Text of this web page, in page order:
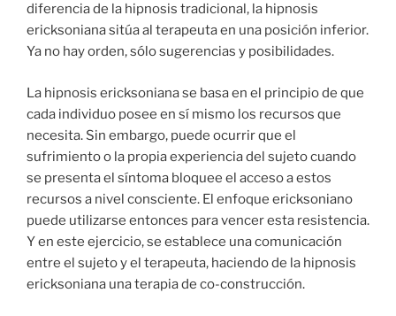
diferencia de la hipnosis tradicional, la hipnosis
ericksoniana sitúa al terapeuta en una posición inferior.
Ya no hay orden, sólo sugerencias y posibilidades.
La hipnosis ericksoniana se basa en el principio de que
cada individuo posee en sí mismo los recursos que
necesita. Sin embargo, puede ocurrir que el
sufrimiento o la propia experiencia del sujeto cuando
se presenta el síntoma bloquee el acceso a estos
recursos a nivel consciente. El enfoque ericksoniano
puede utilizarse entonces para vencer esta resistencia.
Y en este ejercicio, se establece una comunicación
entre el sujeto y el terapeuta, haciendo de la hipnosis
ericksoniana una terapia de co-construcción.